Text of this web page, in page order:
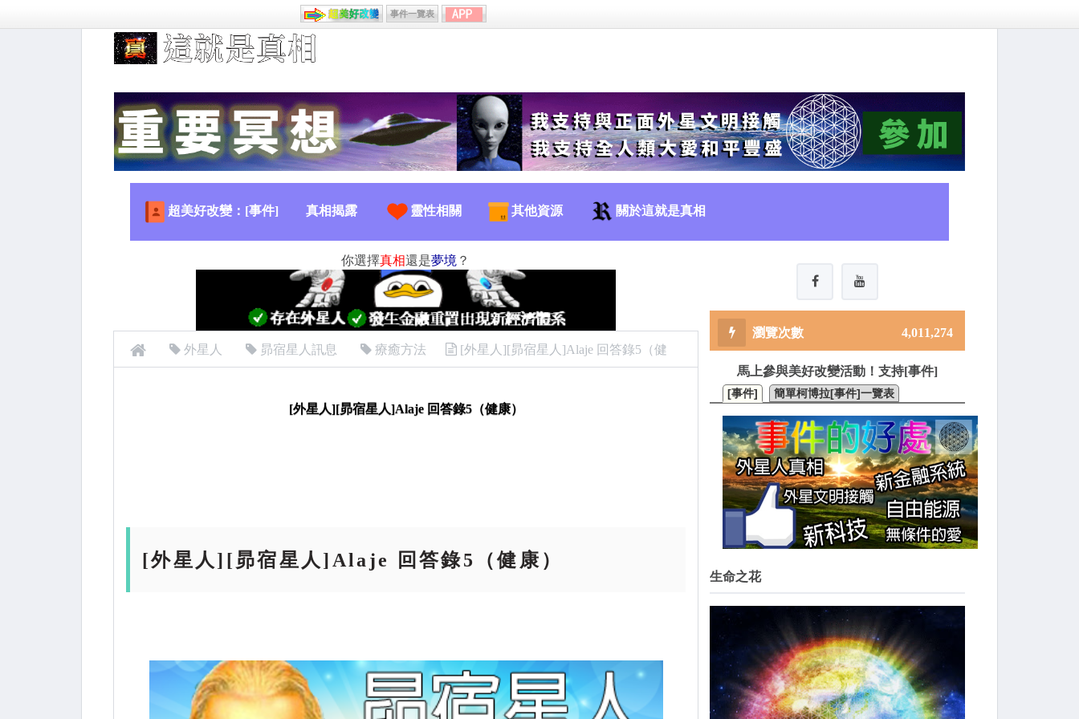
事件一覽表
超美好改變：[事件] 真相揭露 靈性相關 其他資源 關於這就是真相
你選擇真相還是夢境 ？
外星人 昴宿星人訊息 療癒方法 [外星人][昴宿星人]Alaje 回答錄5（健
[外星人][昴宿星人]Alaje 回答錄5（健康）
[外星人][昴宿星人]Alaje 回答錄5（健康）
4,011,274
馬上參與美好改變活動！支持[事件]
[事件] 簡單柯博拉[事件]一覽表
生命之花